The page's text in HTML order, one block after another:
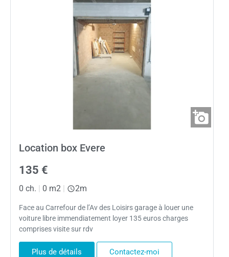
Location box Evere
135 €
0 ch. 0 m2 2m
Face au Carrefour de l’Av des Loisirs garage à louer une
voiture libre immendiatement loyer 135 euros charges
comprises visite sur rdv
Plus de détails Contactez-moi